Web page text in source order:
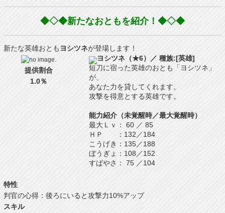
◆◇◆新たなおともを紹介！◆◇◆
新たな英雄おとも ヨシツネが登場します！
提供割合
1.0％
ヨシツネ（★6）／ 種族:[英雄]
短刀に宿った英雄のおとも「ヨシツネ」
が、
あなた力を貸してくれます。
攻撃を得意とする英雄です。
能力紹介（未覚醒時／最大覚醒時）
最大Ｌｖ
： 60 ／ 85
ＨＰ
： 132／184
こうげき ： 135／188
ぼうぎょ ： 108／152
すばやさ ： 75 ／104
特性
判官の心得：後ろにいると攻撃力10%アップ
スキル